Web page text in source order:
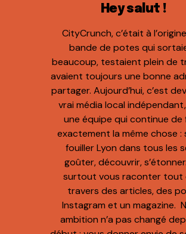
Hey salut !
CityCrunch, c’était à
bande de potes qui
beaucoup, testaient plein de
avaient toujours une bonne
partager. Aujourd’hui, c’est
vrai média local
une équipe qui continue de
exactement la même chose :
fouiller Lyon dans tous les
goûter, découvrir,
surtout vous raconter tout
travers des articles, des
Instagram et un magazine.
ambition n’a pas changé